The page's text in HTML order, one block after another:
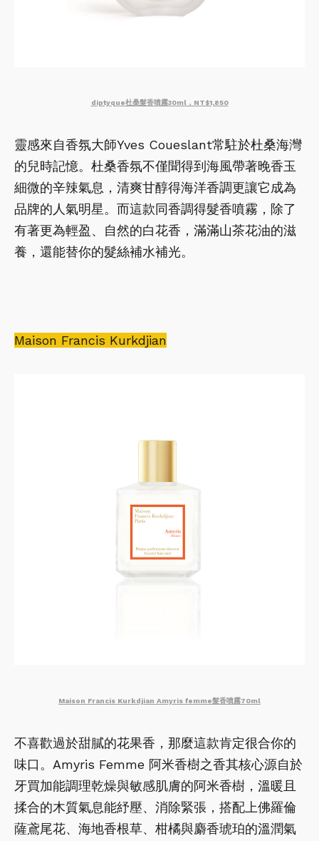
diptyque杜桑髮香噴霧30ml，NT$1,850
靈感來自香氛大師Yves Coueslant常駐於杜桑海灣
的兒時記憶。杜桑香氛不僅聞得到海風帶著晚香玉
細微的辛辣氣息，清爽甘醇得海洋香調更讓它成為
品牌的人氣明星。而這款同香調得髮香噴霧，除了
有著更為輕盈、自然的白花香，滿滿山茶花油的滋
養，還能替你的髮絲補水補光。
Maison Francis Kurkdjian
Maison Francis Kurkdjian Amyris femme髮香噴霧70ml
不喜歡過於甜膩的花果香，那麼這款肯定很合你的
味口。Amyris Femme 阿米香樹之香其核心源自於
牙買加能調理乾燥與敏感肌膚的阿米香樹，溫暖且
揉合的木質氣息能紓壓、消除緊張，搭配上佛羅倫
薩鳶尾花、海地香根草、柑橘與麝香琥珀的溫潤氣